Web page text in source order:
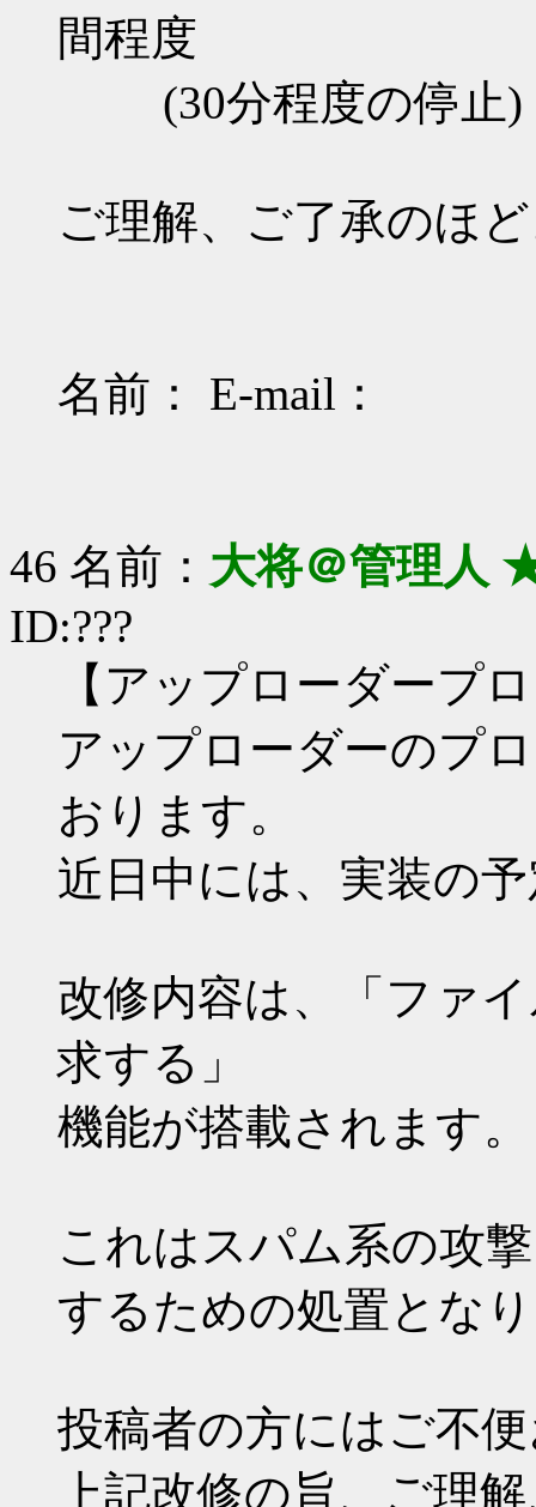
間程度
(30分程度の停止)
ご理解、ご了承のほ
名前： E-mail：
46 名前： 大将＠管理人
ID:???
【アップローダープ
アップローダーのプ
おります。
近日中には、実装の
改修内容は、「ファ
求する」
機能が搭載されます。
これはスパム系の攻
するための処置とな
投稿者の方にはご不
上記改修の旨、ご理